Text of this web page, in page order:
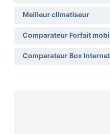
Meilleur climatiseur
Comparateur Forfait
Comparateur Box Internet